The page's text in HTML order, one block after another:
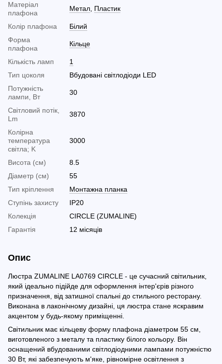
Матеріал
плафона
Метал, Пластик
Колір плафона
Білий
Форма
плафона
Кільце
Кількість ламп
1
Тип цоколя
Вбудовані світлодіоди LED
Потужність
лампи, Вт
30
Світловий потік,
Lm
3870
Колірна
температура
світла; K
3000
Висота (см)
8.5
Діаметр (см)
55
Тип кріплення
Монтажна планка
Ступінь захисту
IP20
Колекція
CIRCLE (ZUMALINE)
Гарантія
12 місяців
Опис
Люстра ZUMALINE LA0769 CIRCLE - це сучасний світильник,
який ідеально підійде для оформлення інтер'єрів різного
призначення, від затишної спальні до стильного ресторану.
Виконана в лаконічному дизайні, ця люстра стане яскравим
акцентом у будь-якому приміщенні.
Світильник має кільцеву форму плафона діаметром 55 см,
виготовленого з металу та пластику білого кольору. Він
оснащений вбудованими світлодіодними лампами потужністю
30 Вт, які забезпечують м'яке, рівномірне освітлення з